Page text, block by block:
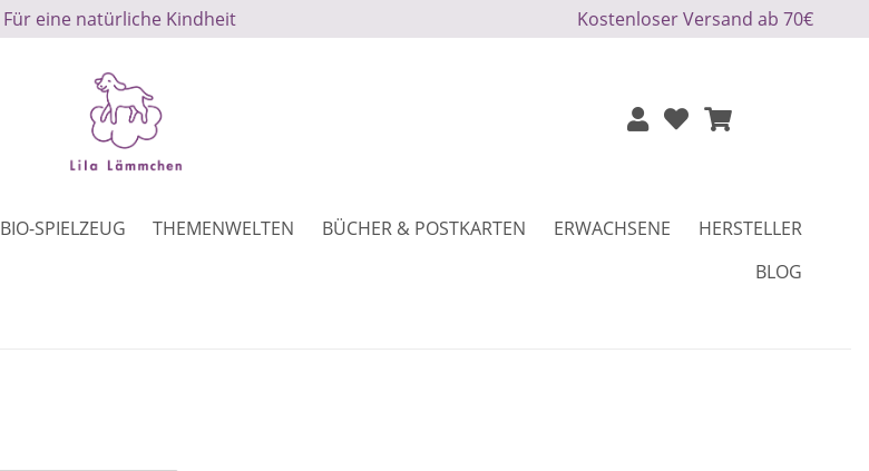
Für eine natürliche Kindheit Kostenloser Versand ab 70€
BIO-SPIELZEUG THEMENWELTEN BÜCHER & POSTKARTEN ERWACHSENE
HERSTELLER
BLOG